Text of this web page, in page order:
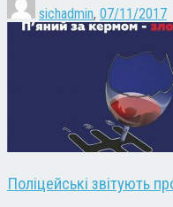
sichadmin, 07/11/2017
Поліцейські звітують